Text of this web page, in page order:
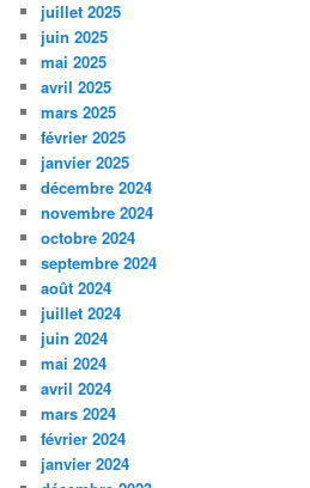
juillet 2025
juin 2025
mai 2025
avril 2025
mars 2025
février 2025
janvier 2025
décembre 2024
novembre 2024
octobre 2024
septembre 2024
août 2024
juillet 2024
juin 2024
mai 2024
avril 2024
mars 2024
février 2024
janvier 2024